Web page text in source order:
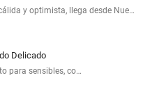
y optimista, llega desde Nue…
Delicado
para sensibles, co…